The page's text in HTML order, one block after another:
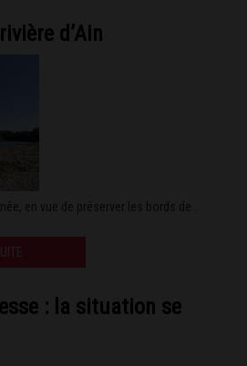
d’Ain
en vue de préserver les bords de . .
: la situation se